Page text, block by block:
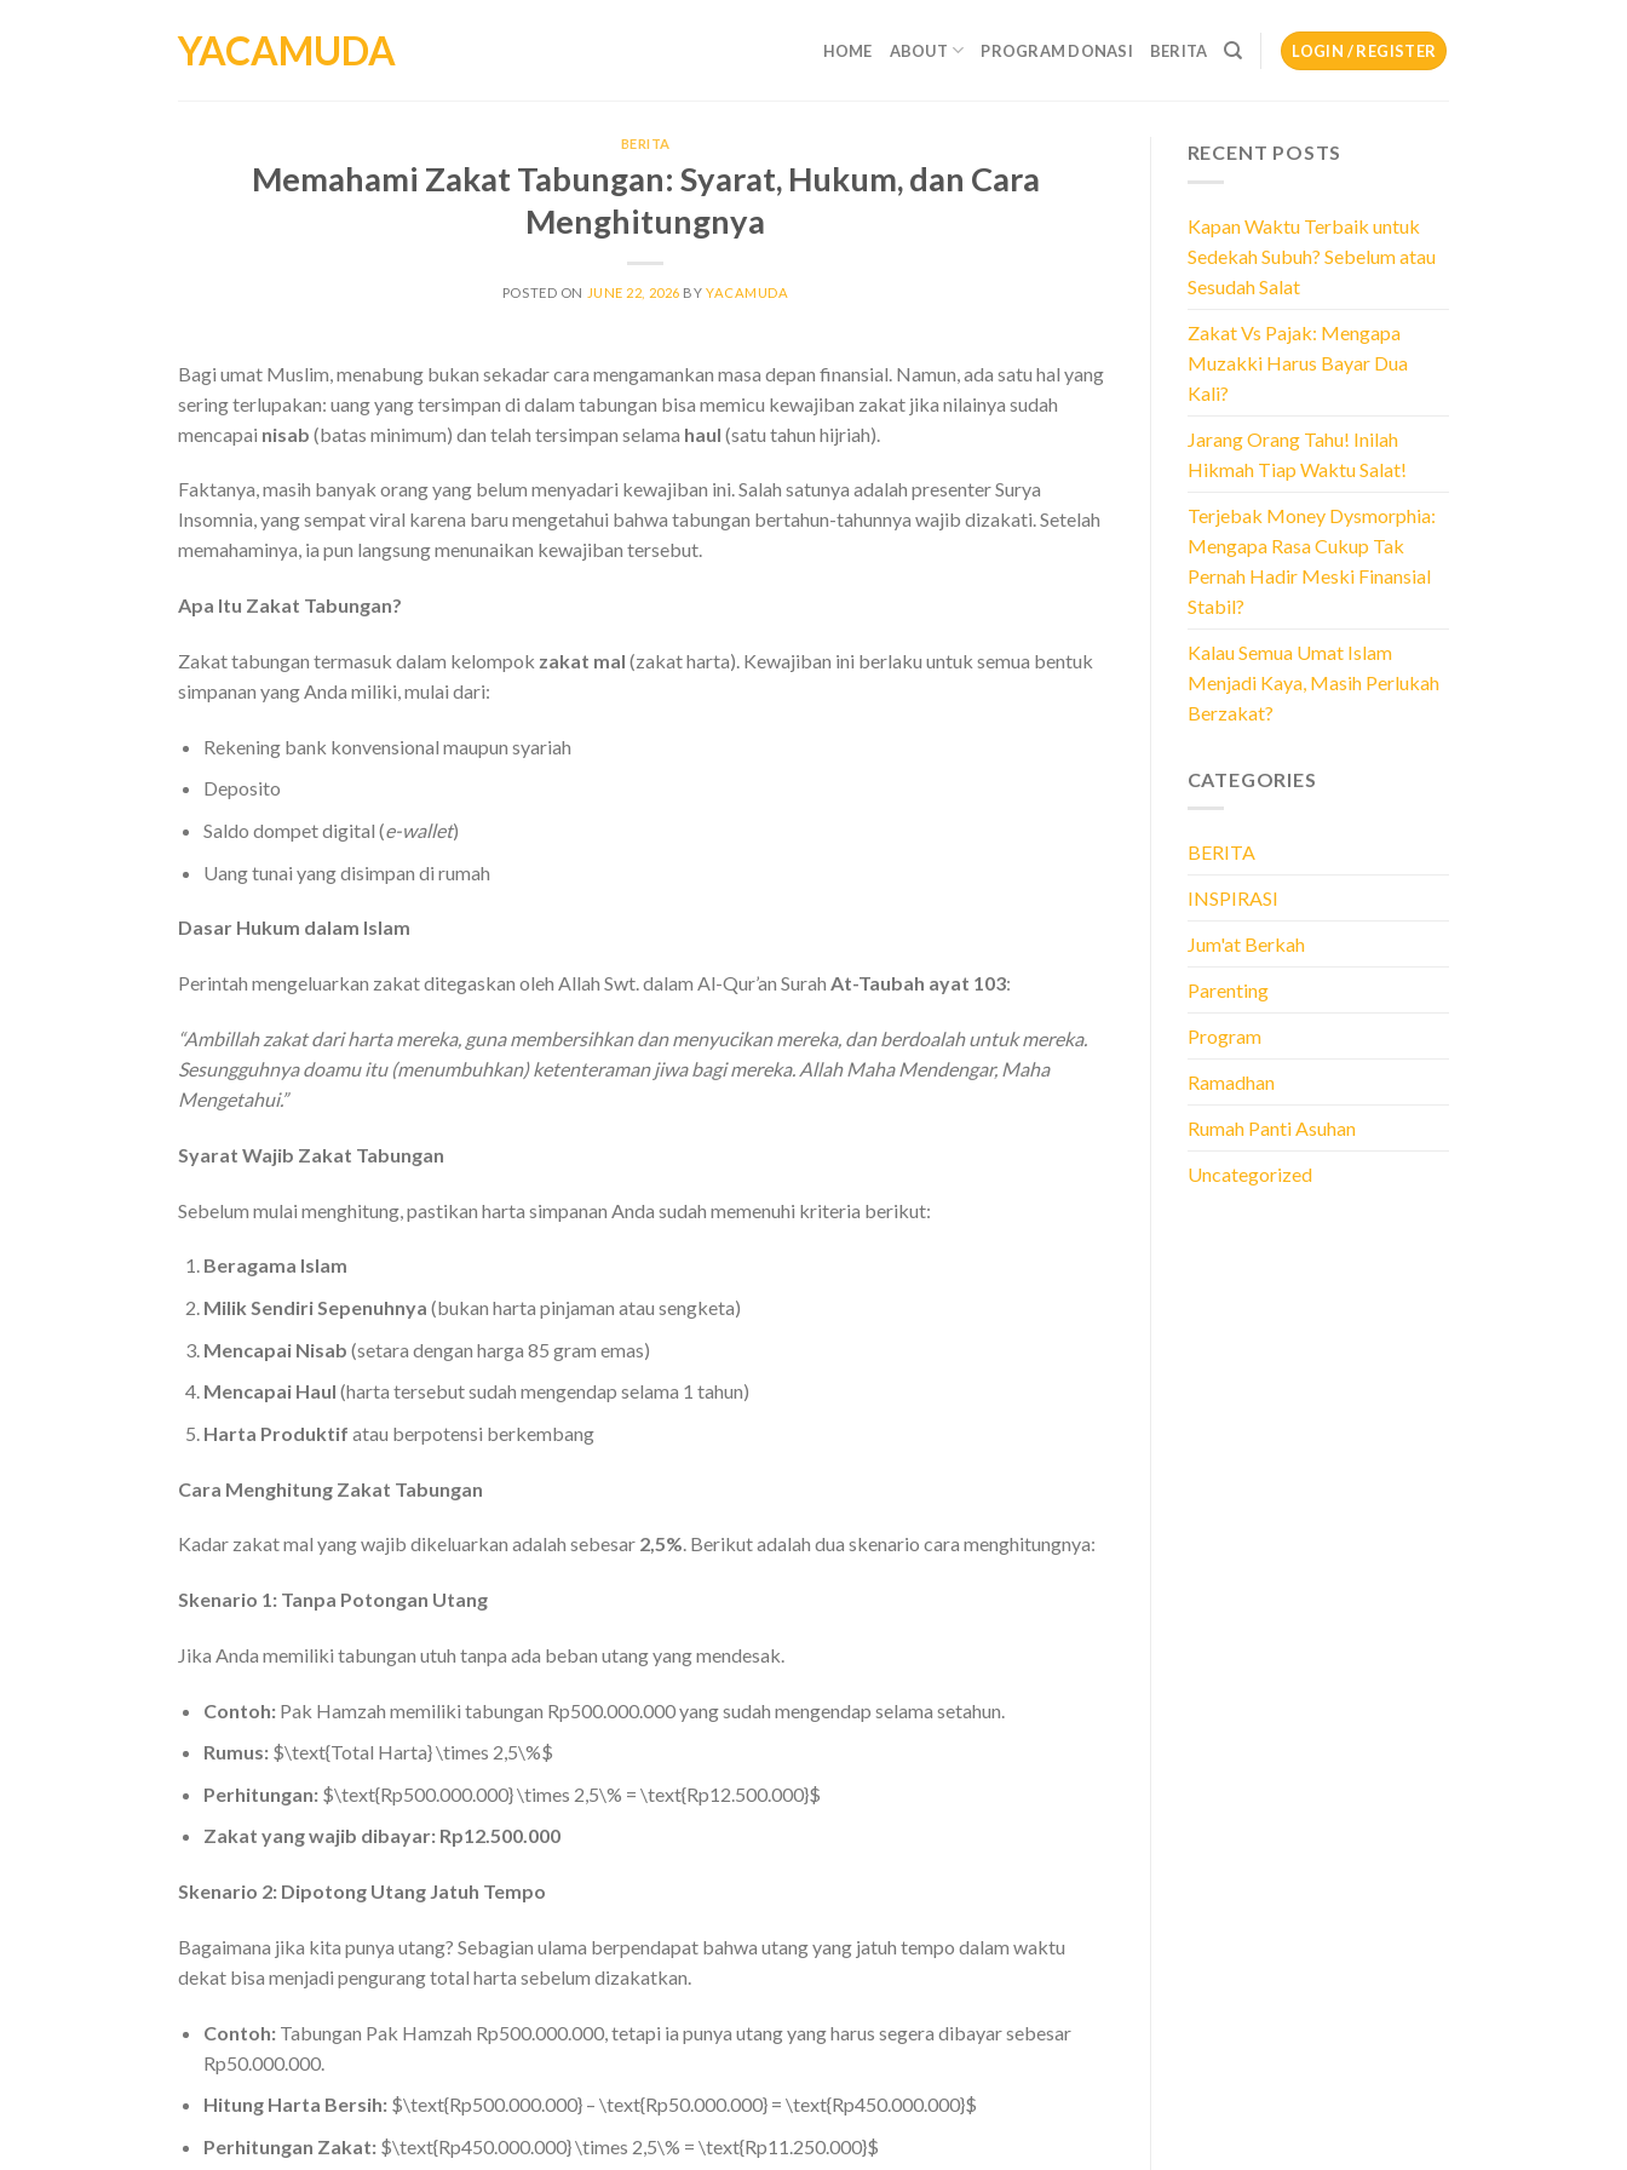
YACAMUDA HOME ABOUT PROGRAM DONASI BERITA LOGIN / REGISTER
BERITA
Memahami Zakat Tabungan: Syarat, Hukum, dan Cara
Menghitungnya
POSTED ON JUNE 22, 2026 BYYACAMUDA
Bagi umat Muslim, menabung bukan sekadar cara mengamankan masa depan finansial. Namun, ada satu hal yang
sering terlupakan: uang yang tersimpan di dalam tabungan bisa memicu kewajiban zakat jika nilainya sudah
mencapai nisab (batas minimum) dan telah tersimpan selama haul (satu tahun hijriah).
Faktanya, masih banyak orang yang belum menyadari kewajiban ini. Salah satunya adalah presenter Surya
Insomnia, yang sempat viral karena baru mengetahui bahwa tabungan bertahun-tahunnya wajib dizakati. Setelah
memahaminya, ia pun langsung menunaikan kewajiban tersebut.
Apa Itu Zakat Tabungan?
Zakat tabungan termasuk dalam kelompok zakat mal (zakat harta). Kewajiban ini berlaku untuk semua bentuk
simpanan yang Anda miliki, mulai dari:
Rekening bank konvensional maupun syariah
Deposito
Saldo dompet digital (e-wallet)
Uang tunai yang disimpan di rumah
Dasar Hukum dalam Islam
Perintah mengeluarkan zakat ditegaskan oleh Allah Swt. dalam Al-Qur’an Surah At-Taubah ayat 103:
“Ambillah zakat dari harta mereka, guna membersihkan dan menyucikan mereka, dan berdoalah untuk mereka.
Sesungguhnya doamu itu (menumbuhkan) ketenteraman jiwa bagi mereka. Allah Maha Mendengar, Maha
Mengetahui.”
Syarat Wajib Zakat Tabungan
Sebelum mulai menghitung, pastikan harta simpanan Anda sudah memenuhi kriteria berikut:
Beragama Islam
Milik Sendiri Sepenuhnya (bukan harta pinjaman atau sengketa)
Mencapai Nisab (setara dengan harga 85 gram emas)
Mencapai Haul (harta tersebut sudah mengendap selama 1 tahun)
Harta Produktif atau berpotensi berkembang
Cara Menghitung Zakat Tabungan
Kadar zakat mal yang wajib dikeluarkan adalah sebesar 2,5%. Berikut adalah dua skenario cara menghitungnya:
Skenario 1: Tanpa Potongan Utang
Jika Anda memiliki tabungan utuh tanpa ada beban utang yang mendesak.
Contoh:Pak Hamzah memiliki tabungan Rp500.000.000 yang sudah mengendap selama setahun.
Rumus:$\text{Total Harta} \times 2,5\%$
Perhitungan:$\text{Rp500.000.000} \times 2,5\% = \text{Rp12.500.000}$
Zakat yang wajib dibayar: Rp12.500.000
Skenario 2: Dipotong Utang Jatuh Tempo
Bagaimana jika kita punya utang? Sebagian ulama berpendapat bahwa utang yang jatuh tempo dalam waktu
dekat bisa menjadi pengurang total harta sebelum dizakatkan.
Contoh:Tabungan Pak Hamzah Rp500.000.000, tetapi ia punya utang yang harus segera dibayar sebesar
Rp50.000.000.
Hitung Harta Bersih:$\text{Rp500.000.000} – \text{Rp50.000.000} = \text{Rp450.000.000}$
Perhitungan Zakat:$\text{Rp450.000.000} \times 2,5\% = \text{Rp11.250.000}$
RECENT POSTS
Kapan Waktu Terbaik untuk
Sedekah Subuh? Sebelum atau
Sesudah Salat
Zakat Vs Pajak: Mengapa
Muzakki Harus Bayar Dua
Kali?
Jarang Orang Tahu! Inilah
Hikmah Tiap Waktu Salat!
Terjebak Money Dysmorphia:
Mengapa Rasa Cukup Tak
Pernah Hadir Meski Finansial
Stabil?
Kalau Semua Umat Islam
Menjadi Kaya, Masih Perlukah
Berzakat?
CATEGORIES
BERITA
INSPIRASI
Jum'at Berkah
Parenting
Program
Ramadhan
Rumah Panti Asuhan
Uncategorized